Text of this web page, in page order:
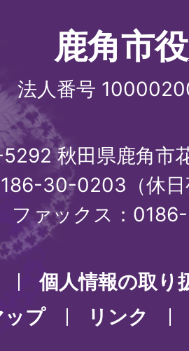
鹿角市
法人番号
秋田県鹿角市
30-0203（休
ファックス：
個人情報の取り
プ
リンク